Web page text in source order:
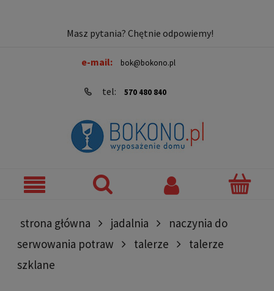
Masz pytania? Chętnie odpowiemy!
e-mail: bok@bokono.pl
tel: 570 480 840
strona główna jadalnia
naczynia do
serwowania potraw
talerze
talerze
szklane